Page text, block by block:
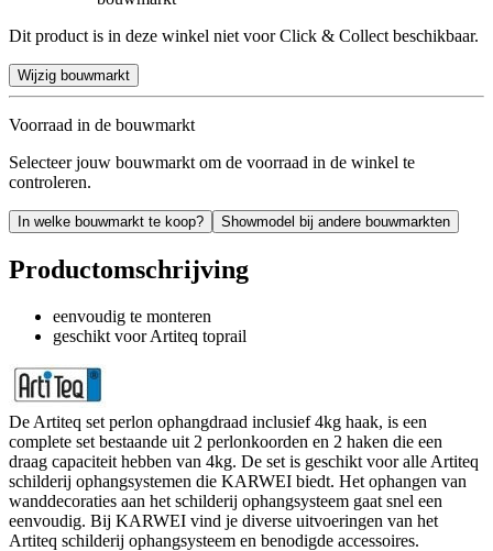
Dit product is in deze winkel niet voor Click & Collect beschikbaar.
Wijzig bouwmarkt
Voorraad in de bouwmarkt
Selecteer jouw bouwmarkt om de voorraad in de winkel te
controleren.
In welke bouwmarkt te koop? Showmodel bij andere bouwmarkten
Productomschrijving
eenvoudig te monteren
geschikt voor Artiteq toprail
De Artiteq set perlon ophangdraad inclusief 4kg haak, is een
complete set bestaande uit 2 perlonkoorden en 2 haken die een
draag capaciteit hebben van 4kg. De set is geschikt voor alle Artiteq
schilderij ophangsystemen die KARWEI biedt. Het ophangen van
wanddecoraties aan het schilderij ophangsysteem gaat snel een
eenvoudig. Bij KARWEI vind je diverse uitvoeringen van het
Artiteq schilderij ophangsysteem en benodigde accessoires.